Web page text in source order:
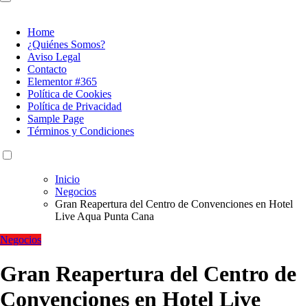
Home
¿Quiénes Somos?
Aviso Legal
Contacto
Elementor #365
Política de Cookies
Política de Privacidad
Sample Page
Términos y Condiciones
Inicio
Negocios
Gran Reapertura del Centro de Convenciones en Hotel
Live Aqua Punta Cana
Negocios
Gran Reapertura del Centro de
Convenciones en Hotel Live